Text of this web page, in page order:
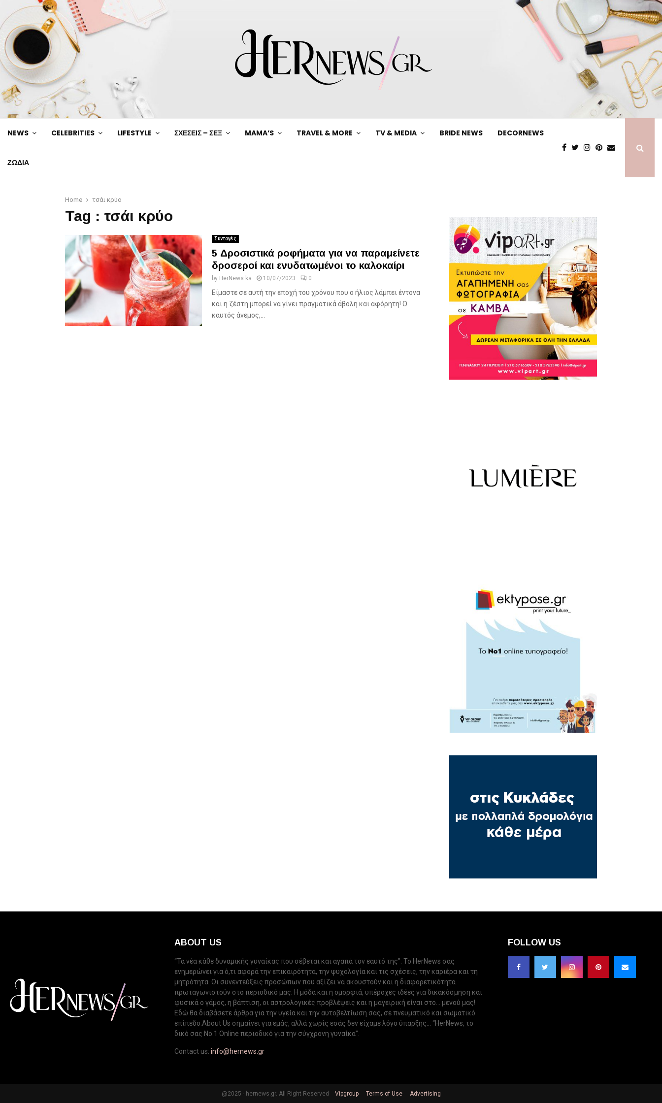
NEWS CELEBRITIES LIFESTYLE ΣΧΕΣΕΙΣ – ΣΕΞ MAMA’S TRAVEL & MORE TV & MEDIA BRIDE NEWS DECORNEWS
ΖΩΔΙΑ
Home τσάι κρύο
Tag : τσάι κρύο
Συνταγές
5 Δροσιστικά ροφήματα για να παραμείνετε
δροσεροί και ενυδατωμένοι το καλοκαίρι
by HerNews ka 10/07/2023 0
Είμαστε σε αυτή την εποχή του χρόνου που ο ήλιος λάμπει έντονα
και η ζέστη μπορεί να γίνει πραγματικά άβολη και αφόρητη! Ο
καυτός άνεμος,...
ABOUT US
“Τα νέα κάθε δυναμικής γυναίκας που σέβεται και αγαπά τον εαυτό της”. Το HerNews σας
ενημερώνει για ό,τι αφορά την επικαιρότητα, την ψυχολογία και τις σχέσεις, την καριέρα και τη
μητρότητα. Οι συνεντεύξεις προσώπων που αξίζει να ακουστούν και η διαφορετικότητα
πρωταγωνιστούν στο περιοδικό μας. Η μόδα και η ομορφιά, υπέροχες ιδέες για δικακόσμηση και
φυσικά ο γάμος, η βάπτιση, οι αστρολογικές προβλέψεις και η μαγειρική είναι στο... μενού μας!
Εδώ θα διαβάσετε άρθρα για την υγεία και την αυτοβελτίωση σας, σε πνευματικό και σωματικό
επίπεδο.About Us σημαίνει για εμάς, αλλά χωρίς εσάς δεν είχαμε λόγο ύπαρξης... “HerNews, το
δικό σας Νo.1 Online περιοδικό για την σύγχρονη γυναίκα”.
Contact us: info@hernews.gr
FOLLOW US
@2025 - hernews.gr. All Right Reserved Vipgroup Terms of Use Advertising